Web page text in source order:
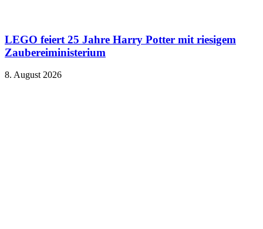
LEGO feiert 25 Jahre Harry Potter mit riesigem
Zaubereiministerium
8. August 2026